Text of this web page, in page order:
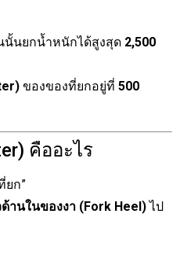
นยกน้ำหนักได้สูงสุด 2,500
ของของที่ยกอยู่ที่ 500
คืออะไร
ยก”
านในของงา (Fork Heel)ไป